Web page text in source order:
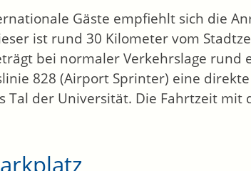
Gäste empfiehlt sich die
ist rund 30 Kilometer vom
bei normaler Verkehrslage
828 (Airport Sprinter) eine
Tal der Universität. Die Fahrtzeit